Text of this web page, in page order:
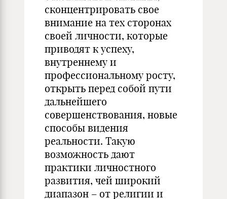
сконцентрировать свое
внимание на тех сторонах
своей личности, которые
приводят к успеху,
внутреннему и
профессиональному росту,
открыть перед собой пути
дальнейшего
совершенствования, новые
способы видения
реальности. Такую
возможность дают
практики личностного
развития, чей широкий
диапазон – от религии и